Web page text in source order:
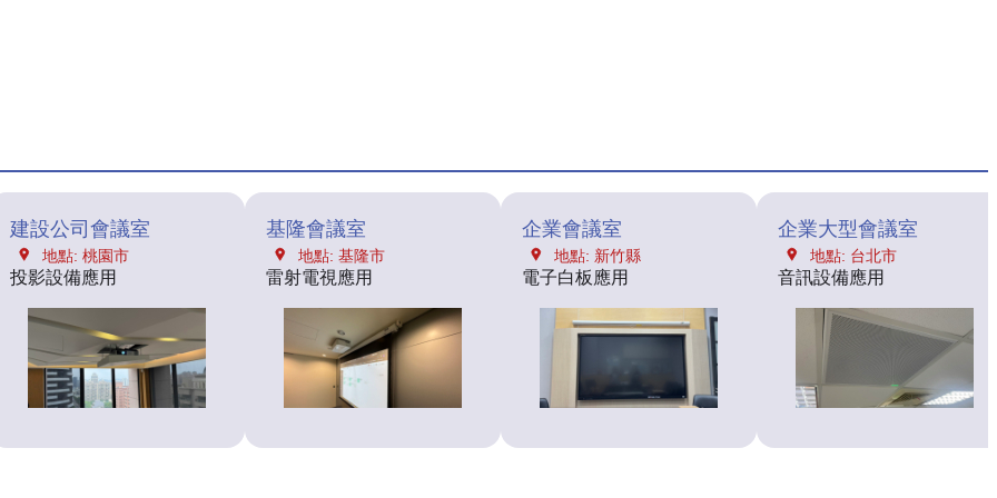
建設公司會議室
地點: 桃園市
投影設備應用
基隆會議室
地點: 基隆市
雷射電視應用
企業會議室
地點: 新竹縣
電子白板應用
企業大型會議室
地點: 台北市
音訊設備應用